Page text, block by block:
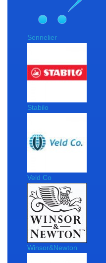
Sennelier
Stabilo
Veld Co
Winsor&Newton